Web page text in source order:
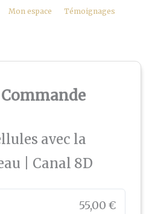
Mon espace Témoignages
avec la
| Canal 8D
55,00 €